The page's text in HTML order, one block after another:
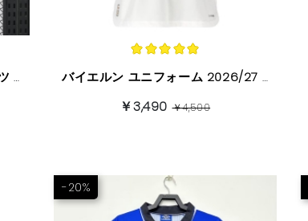
バルセロナ ユニフォーム ショーツ 2026/7 ホーム 特別なショーツ バイエルン ユニフォーム 2026/27 ホーム 半袖
￥3,490￥4,500
-20%